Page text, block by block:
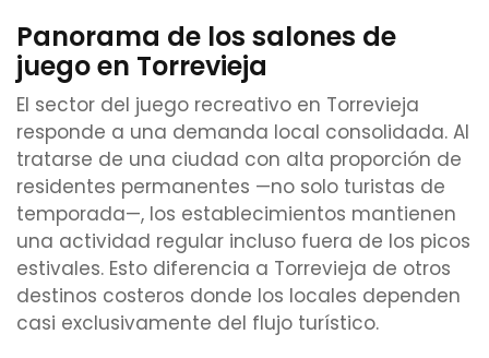
Panorama de los salones de
juego en Torrevieja
El sector del juego recreativo en Torrevieja
responde a una demanda local consolidada. Al
tratarse de una ciudad con alta proporción de
residentes permanentes —no solo turistas de
temporada—, los establecimientos mantienen
una actividad regular incluso fuera de los picos
estivales. Esto diferencia a Torrevieja de otros
destinos costeros donde los locales dependen
casi exclusivamente del flujo turístico.